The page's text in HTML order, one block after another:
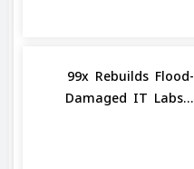
99x Rebuilds Flood-
Damaged IT Labs...